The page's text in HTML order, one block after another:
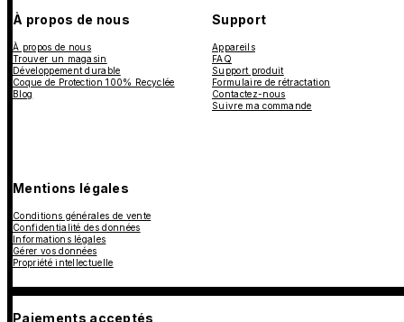
À propos de nous
À propos de nous
Trouver un magasin
Développement durable
Coque de Protection 100% Recyclée
Blog
Support
Appareils
FAQ
Support produit
Formulaire de rétractation
Contactez-nous
Suivre ma commande
Mentions légales
Conditions générales de vente
Confidentialité des données
Informations légales
Gérer vos données
Propriété intellectuelle
Paiements acceptés